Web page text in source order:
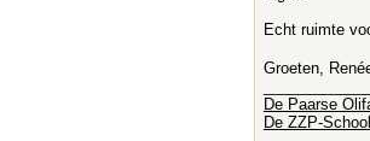
Echt ruimte
Groeten,
De Paarse
De ZZP-School